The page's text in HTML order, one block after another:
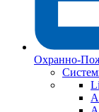
Охранно-